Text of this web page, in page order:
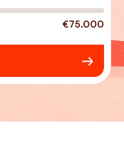
€75.000